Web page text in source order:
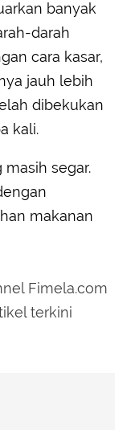
banyak
darah
cara kasar,
jauh lebih
dibekukan
kali.
masih segar.
makanan
Fimela.com
terkini